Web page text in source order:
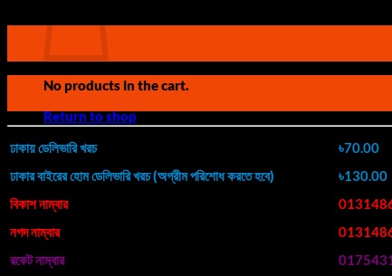
No products in the cart.
Return to shop
for
Cooker
or
Pot
quantity
ঢাকায় ডেলিভারি খরচ
৳70.00
ঢাকার বাইরের হোম ডেলিভারি খরচ (অগ্রীম পরিশোধ করতে হবে)
৳130.00
বিকাশ নাম্বার
নগদ নাম্বার
রকেট নাম্বার